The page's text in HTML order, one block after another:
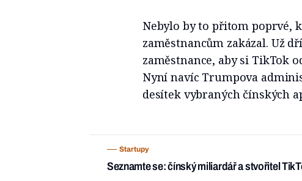
Nebylo by to přitom poprvé,
zaměstnancům zakázal. Už
zaměstnance, aby si TikTok
Nyní navíc Trumpova
desítek vybraných čínských
Startupy
Seznamte se: čínský miliardář a stvořitel